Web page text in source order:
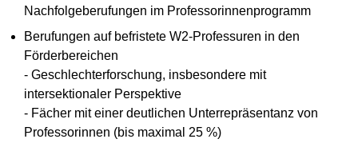
Nachfolgeberufungen im Professorinnenprogramm
Berufungen auf befristete W2-Professuren in den
Förderbereichen
- Geschlechterforschung, insbesondere mit
intersektionaler Perspektive
- Fächer mit einer deutlichen Unterrepräsentanz von
Professorinnen (bis maximal 25 %)